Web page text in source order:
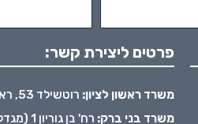
פרטים ליצירת קשר:
משרד ראשון לציון: רוטשילד 53, ראשל"צ.
משרד בני ברק: רח' בן גוריון 1 (מגדלי בסר 2 קומה 25).